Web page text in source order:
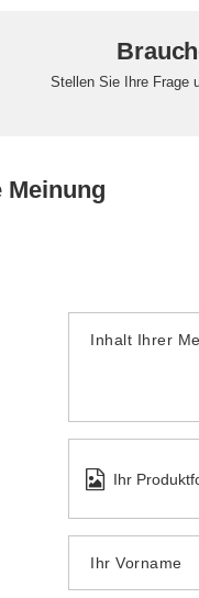
Stellen Sie Ihre Frage
Meinung
Inhalt Ihrer
Ihr
Ihr Vorname